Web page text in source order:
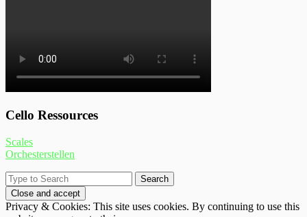
Cello Ressources
Scales
Orchesterstellen
Privacy & Cookies: This site uses cookies. By continuing to use this